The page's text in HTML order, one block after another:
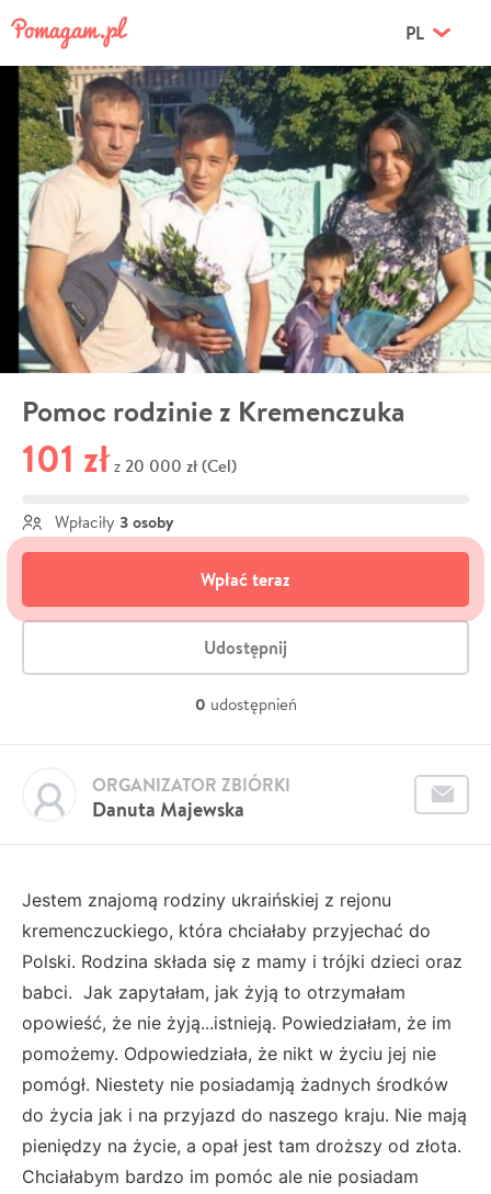
PL
Pomoc rodzinie z Kremenczuka
101 zł z 20 000 zł (Cel)
Wpłaciły 3 osoby
Wpłać teraz
Udostępnij
0 udostępnień
Danuta Majewska
ORGANIZATOR ZBIÓRKI
Jestem znajomą rodziny ukraińskiej z rejonu
kremenczuckiego, która chciałaby przyjechać do
Polski. Rodzina składa się z mamy i trójki dzieci oraz
babci. Jak zapytałam, jak żyją to otrzymałam
opowieść, że nie żyją...istnieją. Powiedziałam, że im
pomożemy. Odpowiedziała, że nikt w życiu jej nie
pomógł. Niestety nie posiadamją żadnych środków
do życia jak i na przyjazd do naszego kraju. Nie mają
pieniędzy na życie, a opał jest tam droższy od złota.
Chciałabym bardzo im pomóc ale nie posiadam